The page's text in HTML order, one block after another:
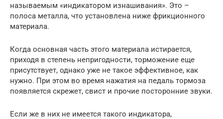
называемым «индикатором изнашивания». Это –
полоса металла, что установлена ниже фрикционного
материала.
Когда основная часть этого материала истирается,
приходя в степень непригодности, торможение еще
присутствует, однако уже не такое эффективное, как
нужно. При этом во время нажатия на педаль тормоза
появляется скрежет, свист и прочие посторонние звуки.
Если же в них не имеется такого индикатора,